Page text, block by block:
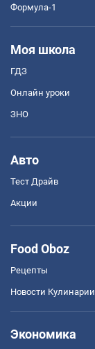
Формула-1
Моя школа
ГДЗ
Онлайн уроки
ЗНО
Авто
Тест Драйв
Акции
Food Oboz
Рецепты
Новости Кулинарии
Экономика